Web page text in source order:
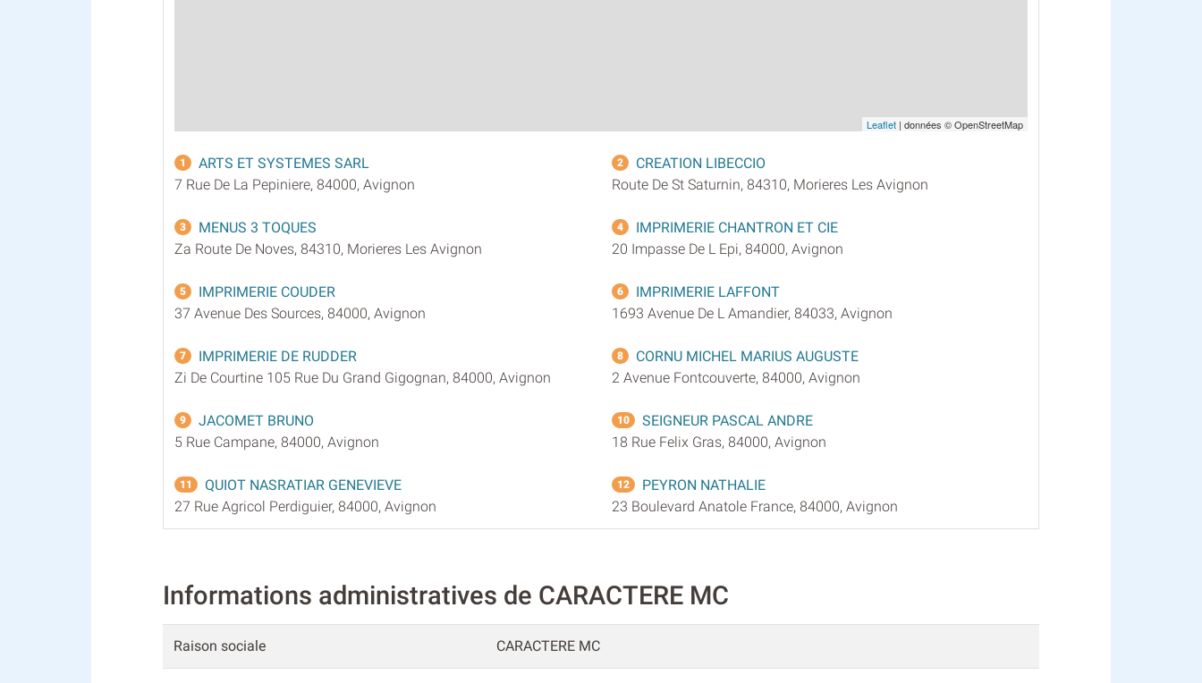
Leaflet | données © OpenStreetMap
1
ARTS ET SYSTEMES SARL
7 Rue De La Pepiniere, 84000, Avignon
2
CREATION LIBECCIO
Route De St Saturnin, 84310, Morieres Les Avignon
3
MENUS 3 TOQUES
Za Route De Noves, 84310, Morieres Les Avignon
4
IMPRIMERIE CHANTRON ET CIE
20 Impasse De L Epi, 84000, Avignon
5
IMPRIMERIE COUDER
37 Avenue Des Sources, 84000, Avignon
6
IMPRIMERIE LAFFONT
1693 Avenue De L Amandier, 84033, Avignon
7
IMPRIMERIE DE RUDDER
Zi De Courtine 105 Rue Du Grand Gigognan, 84000, Avignon
8
CORNU MICHEL MARIUS AUGUSTE
2 Avenue Fontcouverte, 84000, Avignon
9
JACOMET BRUNO
5 Rue Campane, 84000, Avignon
10
SEIGNEUR PASCAL ANDRE
18 Rue Felix Gras, 84000, Avignon
11
QUIOT NASRATIAR GENEVIEVE
27 Rue Agricol Perdiguier, 84000, Avignon
12
PEYRON NATHALIE
23 Boulevard Anatole France, 84000, Avignon
Informations administratives de CARACTERE MC
Raison sociale CARACTERE MC